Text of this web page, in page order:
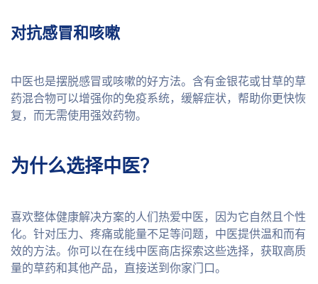
对抗感冒和咳嗽
中医也是摆脱感冒或咳嗽的好方法。含有金银花或甘草的草
药混合物可以增强你的免疫系统，缓解症状，帮助你更快恢
复，而无需使用强效药物。
为什么选择中医？
喜欢整体健康解决方案的人们热爱中医，因为它自然且个性
化。针对压力、疼痛或能量不足等问题，中医提供温和而有
效的方法。你可以在在线中医商店探索这些选择，获取高质
量的草药和其他产品，直接送到你家门口。